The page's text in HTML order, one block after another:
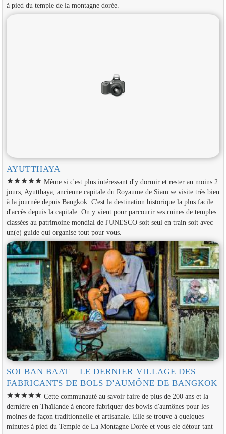
à pied du temple de la montagne dorée.
AYUTTHAYA
starstarstarstarstar Même si c'est plus intéressant d'y dormir et rester au moins 2
jours, Ayutthaya, ancienne capitale du Royaume de Siam se visite très bien
à la journée depuis Bangkok. C'est la destination historique la plus facile
d'accès depuis la capitale. On y vient pour parcourir ses ruines de temples
classées au patrimoine mondial de l'UNESCO soit seul en train soit avec
un(e) guide qui organise tout pour vous.
SOI BAN BAAT – LE DERNIER VILLAGE DES
FABRICANTS DE BOLS D'AUMÔNE DE BANGKOK
starstarstarstarstar Cette communauté au savoir faire de plus de 200 ans et la
dernière en Thaïlande à encore fabriquer des bowls d'aumônes pour les
moines de façon traditionnelle et artisanale. Elle se trouve à quelques
minutes à pied du Temple de La Montagne Dorée et vous ele détour tant